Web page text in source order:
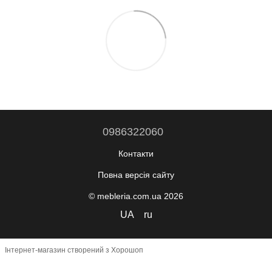
0986322060
Контакти
Повна версія сайту
© mebleria.com.ua 2026
UA ru
Інтернет-магазин створений з Хорошоп